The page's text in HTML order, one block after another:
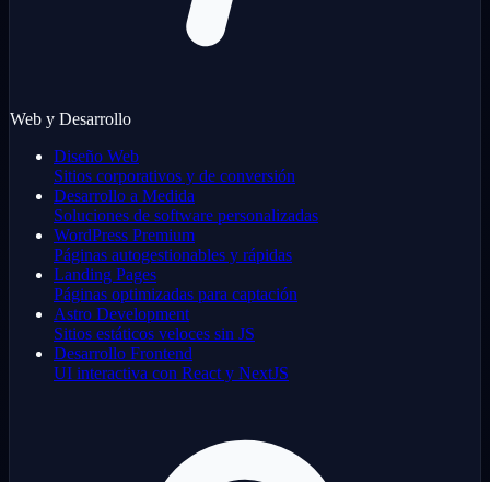
Web y Desarrollo
Diseño Web
Sitios corporativos y de conversión
Desarrollo a Medida
Soluciones de software personalizadas
WordPress Premium
Páginas autogestionables y rápidas
Landing Pages
Páginas optimizadas para captación
Astro Development
Sitios estáticos veloces sin JS
Desarrollo Frontend
UI interactiva con React y NextJS